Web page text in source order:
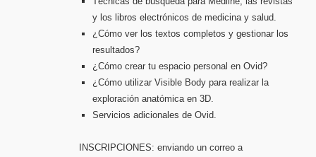
y los libros electrónicos de medicina y salud.
¿Cómo ver los textos completos y gestionar los
resultados?
¿Cómo crear tu espacio personal en Ovid?
¿Cómo utilizar Visible Body para realizar la
exploración anatómica en 3D.
Servicios adicionales de Ovid.
INSCRIPCIONES: enviando un correo a